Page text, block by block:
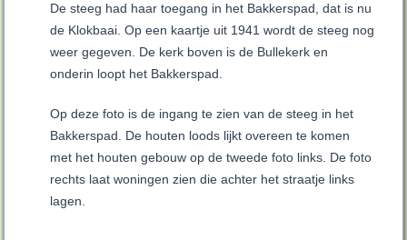
De steeg had haar toegang in het Bakkerspad, dat is nu
de Klokbaai. Op een kaartje uit 1941 wordt de steeg nog
weer gegeven. De kerk boven is de Bullekerk en
onderin loopt het Bakkerspad.
Op deze foto is de ingang te zien van de steeg in het
Bakkerspad. De houten loods lijkt overeen te komen
met het houten gebouw op de tweede foto links. De foto
rechts laat woningen zien die achter het straatje links
lagen.